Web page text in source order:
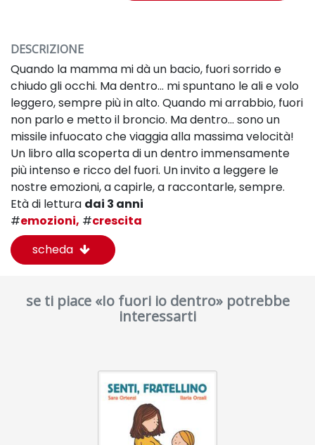
DESCRIZIONE
Quando la mamma mi dà un bacio, fuori sorrido e
chiudo gli occhi. Ma dentro... mi spuntano le ali e volo
leggero, sempre più in alto. Quando mi arrabbio, fuori
non parlo e metto il broncio. Ma dentro... sono un
missile infuocato che viaggia alla massima velocità!
Un libro alla scoperta di un dentro immensamente
più intenso e ricco del fuori. Un invito a leggere le
nostre emozioni, a capirle, a raccontarle, sempre.
Età di lettura dai 3 anni
#emozioni, #crescita
scheda
se ti piace «Io fuori io dentro» potrebbe
interessarti